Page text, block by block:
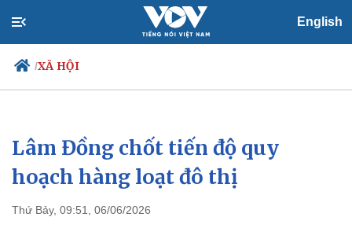
English
/XÃ HỘI
Chính trị
Tổ chức nhân sự
Nhận diện sự thật
Xã hội
Tin 24h
Dự báo thời tiết
Lâm Đồng chốt tiến độ quy
hoạch hàng loạt đô thị
Thứ Bảy, 09:51, 06/06/2026